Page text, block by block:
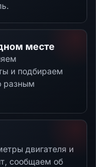
месте
и подбираем
разным
двигателя и
сообщаем об